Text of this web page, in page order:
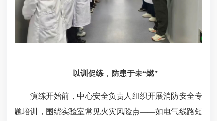
以训促练，防患于未“燃”
演练开始前，中心安全负责人组织开展消防安全专
题培训，围绕实验室常见火灾风险点——如电气线路短